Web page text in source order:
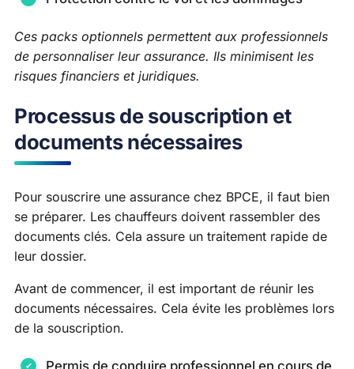
Ces packs optionnels permettent aux professionnels
de personnaliser leur assurance. Ils minimisent les
risques financiers et juridiques.
Processus de souscription et
documents nécessaires
Pour souscrire une assurance chez BPCE, il faut bien
se préparer. Les chauffeurs doivent rassembler des
documents clés. Cela assure un traitement rapide de
leur dossier.
Avant de commencer, il est important de réunir les
documents nécessaires. Cela évite les problèmes lors
de la souscription.